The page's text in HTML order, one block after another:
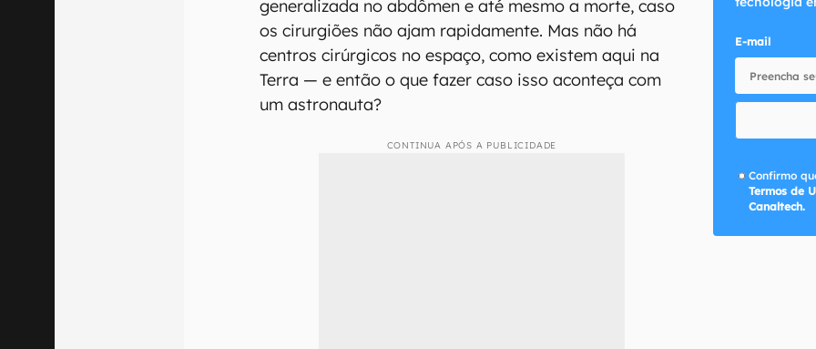
generalizada no abdômen e até mesmo a morte, caso
os cirurgiões não ajam rapidamente. Mas não há
centros cirúrgicos no espaço, como existem aqui na
Terra — e então o que fazer caso isso aconteça com
um astronauta?
CONTINUA APÓS A PUBLICIDADE
E-mail
Confirmo
Termos de
Canaltech.